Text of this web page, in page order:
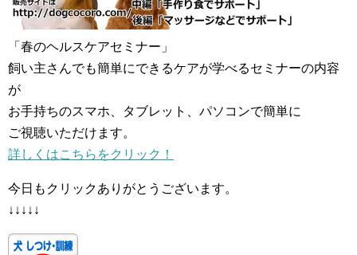
「春のヘルスケアセミナー」
飼い主さんでも簡単にできるケアが学べるセミナーの内容
が
お手持ちのスマホ、タブレット、パソコンで簡単に
ご視聴いただけます。
詳しくはこちらをクリック！
今日もクリックありがとうございます。
↓↓↓↓↓